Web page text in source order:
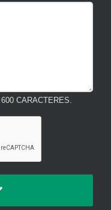
CARACTERES.